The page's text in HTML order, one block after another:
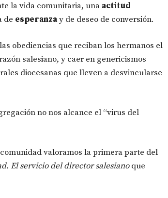
la vida comunitaria, una actitud
de esperanzay de deseo de conversión.
obediencias que reciban los hermanos el
salesiano, y caer en genericismos
diocesanas que lleven a desvincularse
no nos alcance el “virus del
valoramos la primera parte del
El servicio del director salesianoque